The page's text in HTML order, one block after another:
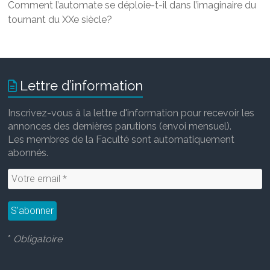
Comment l’automate se déploie-t-il dans l’imaginaire du
tournant du XXe siècle?
Lettre d’information
Inscrivez-vous à la lettre d'information pour recevoir les
annonces des dernières parutions (envoi mensuel).
Les membres de la Faculté sont automatiquement
abonnés.
* Obligatoire